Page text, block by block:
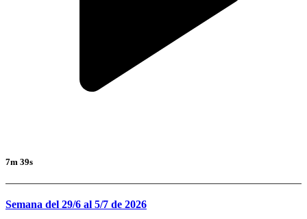
7m 39s
Semana del 29/6 al 5/7 de 2026